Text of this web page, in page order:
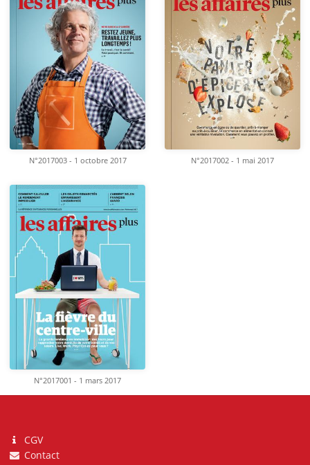
N°2017003 - 1 octobre 2017 N°2017002 - 1 mai 2017
N°2017001 - 1 mars 2017
CGV
Contact